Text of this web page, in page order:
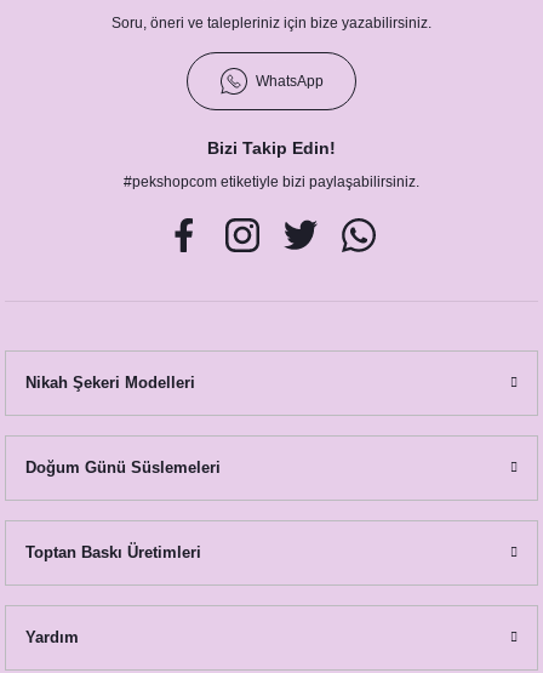
Soru, öneri ve talepleriniz için bize yazabilirsiniz.
WhatsApp
Bizi Takip Edin!
#pekshopcom etiketiyle bizi paylaşabilirsiniz.
Nikah Şekeri Modelleri
Doğum Günü Süslemeleri
Toptan Baskı Üretimleri
Yardım